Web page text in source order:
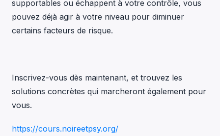
supportables ou échappent à votre contrôle, vous
pouvez déjà agir à votre niveau pour diminuer
certains facteurs de risque.
Inscrivez-vous dès maintenant, et trouvez les
solutions concrètes qui marcheront également pour
vous.
https://cours.noireetpsy.org/